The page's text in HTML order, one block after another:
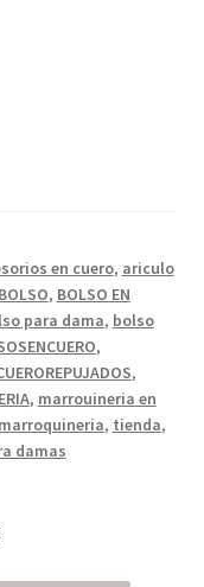
en cuero, ariculo
BOLSO, BOLSO EN
para dama, bolso
,
,
, marrouineria en
, tienda,
damas